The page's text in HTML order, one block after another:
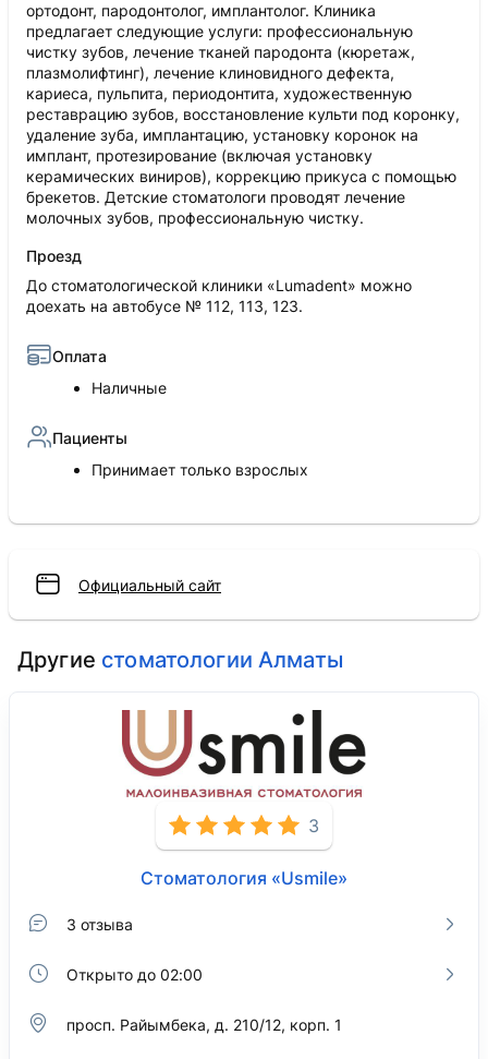
ортодонт, пародонтолог, имплантолог. Клиника
предлагает следующие услуги: профессиональную
чистку зубов, лечение тканей пародонта (кюретаж,
плазмолифтинг), лечение клиновидного дефекта,
кариеса, пульпита, периодонтита, художественную
реставрацию зубов, восстановление культи под коронку,
удаление зуба, имплантацию, установку коронок на
имплант, протезирование (включая установку
керамических виниров), коррекцию прикуса с помощью
брекетов. Детские стоматологи проводят лечение
молочных зубов, профессиональную чистку.
Проезд
До стоматологической клиники «Lumadent» можно
доехать на автобусе № 112, 113, 123.
Оплата
Наличные
Пациенты
Принимает только взрослых
Официальный сайт
Другие стоматологии Алматы
3
Стоматология «Usmile»
3 отзыва
Открыто до 02:00
просп. Райымбека, д. 210/12, корп. 1